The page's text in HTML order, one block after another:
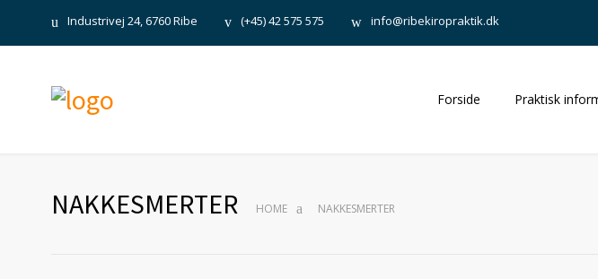
Industrivej 24, 6760 Ribe (+45) 42 575 575 info@ribekiropraktik.dk
Forside Praktisk
NAKKESMERTER HOME NAKKESMERTER